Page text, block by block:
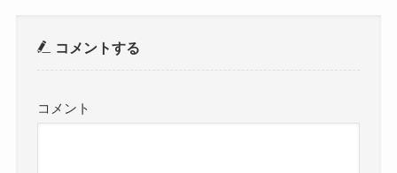
コメントする
コメント